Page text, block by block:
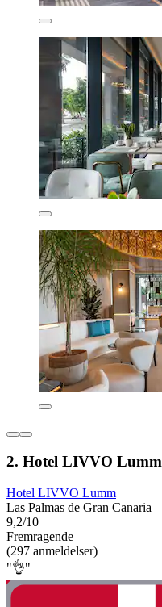
2. Hotel LIVVO Lumm
Hotel LIVVO Lumm
Las Palmas de Gran Canaria
9,2/10
Fremragende
(297 anmeldelser)
"👌"